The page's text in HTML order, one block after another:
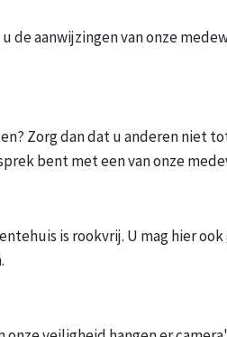
u de aanwijzingen van onze
Zorg dan dat u anderen niet
bent met een van onze
is rookvrij. U mag hier